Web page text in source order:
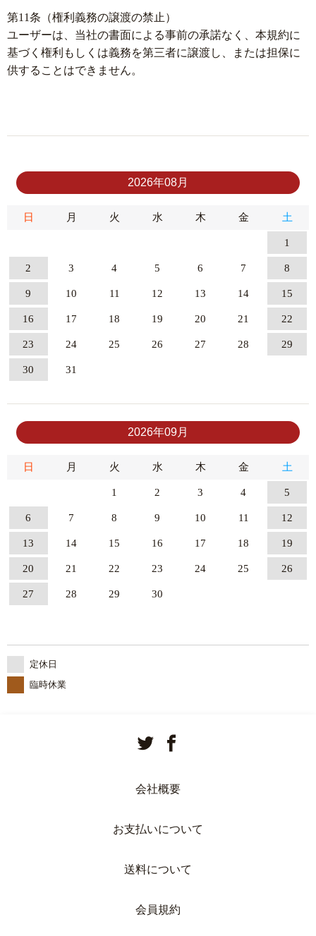
第11条（権利義務の譲渡の禁止）
ユーザーは、当社の書面による事前の承諾なく、本規約に
基づく権利もしくは義務を第三者に譲渡し、または担保に
供することはできません。
2026年08月
日 月 火 水 木 金 土
1
2 3 4 5 6 7 8
9 10 11 12 13 14 15
16 17 18 19 20 21 22
23 24 25 26 27 28 29
30 31
2026年09月
日 月 火 水 木 金 土
1 2 3 4 5
6 7 8 9 10 11 12
13 14 15 16 17 18 19
20 21 22 23 24 25 26
27 28 29 30
定休日
臨時休業
会社概要
お支払いについて
送料について
会員規約